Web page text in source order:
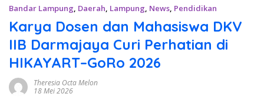
Bandar Lampung, Daerah, Lampung, News, Pendidikan
Karya Dosen dan Mahasiswa DKV
IIB Darmajaya Curi Perhatian di
HIKAYART–GoRo 2026
Theresia Octa Melon
18 Mei 2026